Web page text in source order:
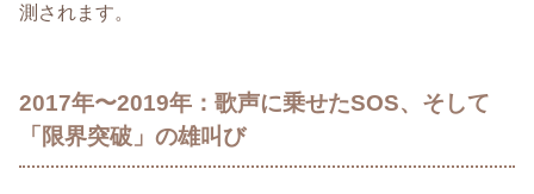
測されます。
2017年〜2019年：歌声に乗せたSOS、そして
「限界突破」の雄叫び